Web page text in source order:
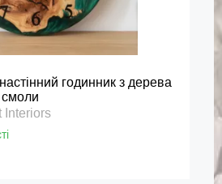
годинник з дерева
смоли
Interiors